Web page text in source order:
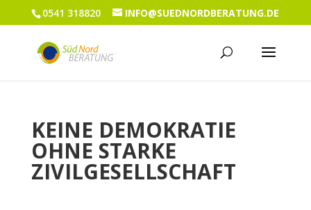
0541 318820 INFO@SUEDNORDBERATUNG.DE
KEINE DEMOKRATIE
OHNE STARKE
ZIVILGESELLSCHAFT